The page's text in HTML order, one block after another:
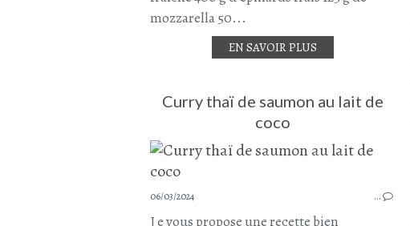
mozzarella 50...
EN SAVOIR PLUS
Curry thaï de saumon au lait de
coco
06/03/2024 …
J e vous propose une recette bien